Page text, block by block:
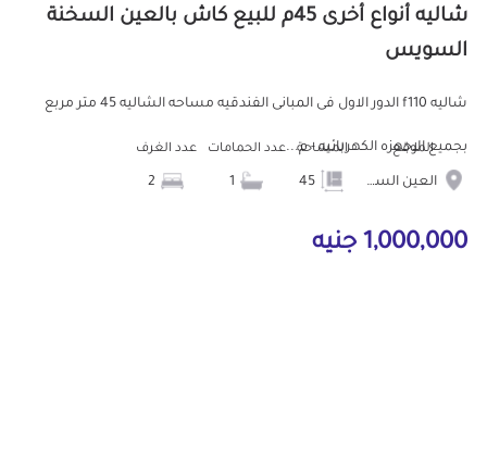
شاليه أنواع أخرى 45م للبيع كاش بالعين السخنة
السويس
شاليه f110 الدور الاول فى المبانى الفندقيه مساحه الشاليه 45 متر مربع
بجميع الاجهزه الكهربائيه - م...
الموقع
العين السخنة
المساحة عدد الحمامات عدد الغرف
1,000,000 جنيه